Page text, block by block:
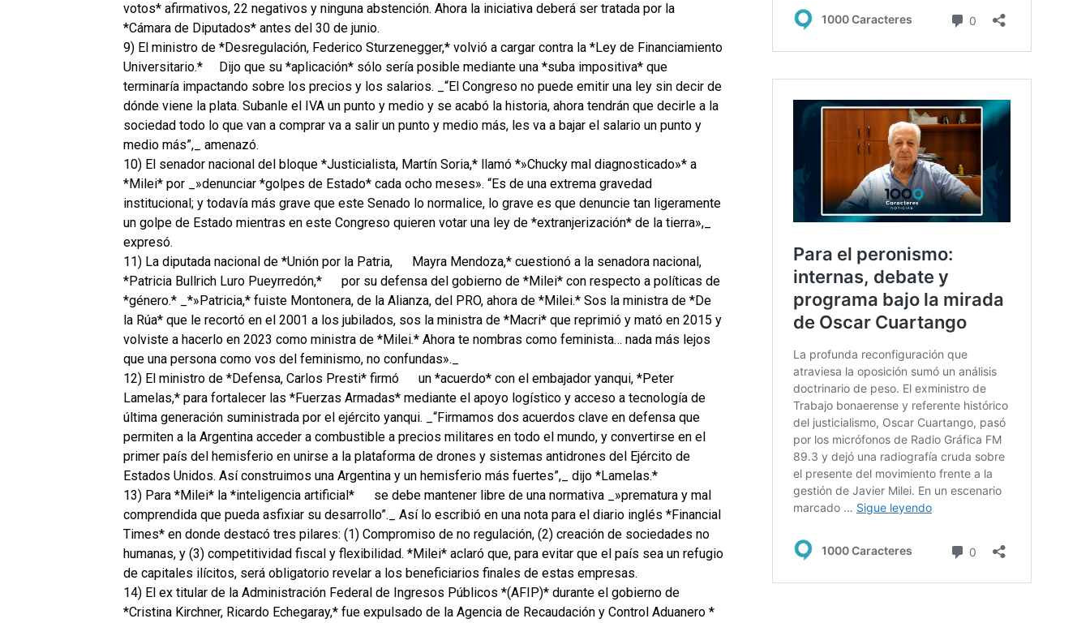
votos* afirmativos, 22 negativos y ninguna abstención. Ahora la iniciativa deberá ser tratada por la
*Cámara de Diputados* antes del 30 de junio.
9) El ministro de *Desregulación, Federico Sturzenegger,* volvió a cargar contra la *Ley de Financiamiento
Universitario.*
Dijo que su *aplicación* sólo sería posible mediante una *suba impositiva* que
terminaría impactando sobre los precios y los salarios. _“El Congreso no puede emitir una ley sin decir de
dónde viene la plata. Subanle el IVA un punto y medio y se acabó la historia, ahora tendrán que decirle a la
sociedad todo lo que van a comprar va a salir un punto y medio más, les va a bajar el salario un punto y
medio más”,_ amenazó.
10) El senador nacional del bloque *Justicialista, Martín Soria,* llamó *»Chucky mal diagnosticado»* a
*Milei* por _»denunciar *golpes de Estado* cada ocho meses». “Es de una extrema gravedad
institucional; y todavía más grave que este Senado lo normalice, lo grave es que denuncie tan ligeramente
un golpe de Estado mientras en este Congreso quieren votar una ley de *extranjerización* de la tierra»,_
expresó.
11) La diputada nacional de *Unión por la Patria,
Mayra Mendoza,* cuestionó a la senadora nacional,
*Patricia Bullrich Luro Pueyrredón,*
por su defensa del gobierno de *Milei* con respecto a políticas de
*género.* _*»Patricia,* fuiste Montonera, de la Alianza, del PRO, ahora de *Milei.* Sos la ministra de *De
la Rúa* que le recortó en el 2001 a los jubilados, sos la ministra de *Macri* que reprimió y mató en 2015 y
volviste a hacerlo en 2023 como ministra de *Milei.* Ahora te nombras como feminista… nada más lejos
que una persona como vos del feminismo, no confundas»._
12) El ministro de *Defensa, Carlos Presti* firmó
un *acuerdo* con el embajador yanqui, *Peter
Lamelas,* para fortalecer las *Fuerzas Armadas* mediante el apoyo logístico y acceso a tecnología de
última generación suministrada por el ejército yanqui. _“Firmamos dos acuerdos clave en defensa que
permiten a la Argentina acceder a combustible a precios militares en todo el mundo, y convertirse en el
primer país del hemisferio en unirse a la plataforma de drones y sistemas antidrones del Ejército de
Estados Unidos. Así construimos una Argentina y un hemisferio más fuertes”,_ dijo *Lamelas.*
13) Para *Milei* la *inteligencia artificial*
se debe mantener libre de una normativa _»prematura y mal
comprendida que pueda asfixiar su desarrollo”._ Así lo escribió en una nota para el diario inglés *Financial
Times* en donde destacó tres pilares: (1) Compromiso de no regulación, (2) creación de sociedades no
humanas, y (3) competitividad fiscal y flexibilidad. *Milei* aclaró que, para evitar que el país sea un refugio
de capitales ilícitos, será obligatorio revelar a los beneficiarios finales de estas empresas.
14) El ex titular de la Administración Federal de Ingresos Públicos *(AFIP)* durante el gobierno de
*Cristina Kirchner, Ricardo Echegaray,* fue expulsado de la Agencia de Recaudación y Control Aduanero *